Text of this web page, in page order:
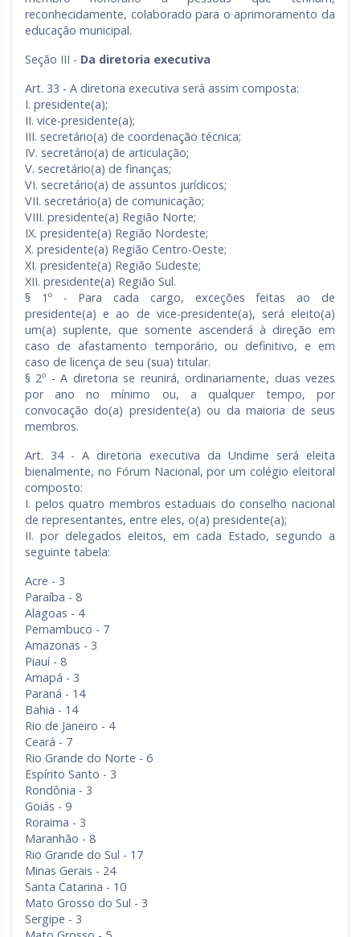
reconhecidamente, colaborado para o aprimoramento da
educação municipal.
Seção III - Da diretoria executiva
Art. 33 - A diretoria executiva será assim composta:
I. presidente(a);
II. vice-presidente(a);
III. secretário(a) de coordenação técnica;
IV. secretário(a) de articulação;
V. secretário(a) de finanças;
VI. secretário(a) de assuntos jurídicos;
VII. secretário(a) de comunicação;
VIII. presidente(a) Região Norte;
IX. presidente(a) Região Nordeste;
X. presidente(a) Região Centro-Oeste;
XI. presidente(a) Região Sudeste;
XII. presidente(a) Região Sul.
§ 1º - Para cada cargo, exceções feitas ao de
presidente(a) e ao de vice-presidente(a), será eleito(a)
um(a) suplente, que somente ascenderá à direção em
caso de afastamento temporário, ou definitivo, e em
caso de licença de seu (sua) titular.
§ 2º - A diretoria se reunirá, ordinariamente, duas vezes
por ano no mínimo ou, a qualquer tempo, por
convocação do(a) presidente(a) ou da maioria de seus
membros.
Art. 34 - A diretoria executiva da Undime será eleita
bienalmente, no Fórum Nacional, por um colégio eleitoral
composto:
I. pelos quatro membros estaduais do conselho nacional
de representantes, entre eles, o(a) presidente(a);
II. por delegados eleitos, em cada Estado, segundo a
seguinte tabela:
Acre - 3
Paraíba - 8
Alagoas - 4
Pernambuco - 7
Amazonas - 3
Piauí - 8
Amapá - 3
Paraná - 14
Bahia - 14
Rio de Janeiro - 4
Ceará - 7
Rio Grande do Norte - 6
Espírito Santo - 3
Rondônia - 3
Goiás - 9
Roraima - 3
Maranhão - 8
Rio Grande do Sul - 17
Minas Gerais - 24
Santa Catarina - 10
Mato Grosso do Sul - 3
Sergipe - 3